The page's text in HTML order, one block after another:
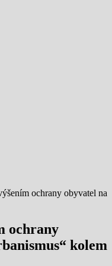
ochrany obyvatel na
ochrany
kolem